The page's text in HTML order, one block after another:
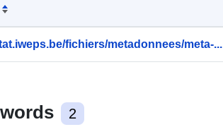
fichiers/metadonnees/meta-...
2